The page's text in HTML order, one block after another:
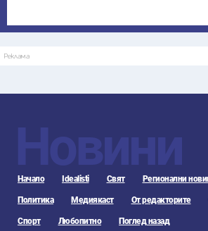
Реклама
Новини
Начало Idealisti Свят Регионални
Политика Медиякаст От редакторите
Спорт Любопитно Поглед назад